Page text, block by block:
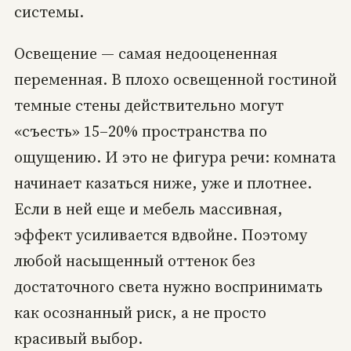
системы.
Освещение — самая недооцененная
переменная. В плохо освещенной гостиной
темные стены действительно могут
«съесть» 15–20% пространства по
ощущению. И это не фигура речи: комната
начинает казаться ниже, уже и плотнее.
Если в ней еще и мебель массивная,
эффект усиливается вдвойне. Поэтому
любой насыщенный оттенок без
достаточного света нужно воспринимать
как осознанный риск, а не просто
красивый выбор.